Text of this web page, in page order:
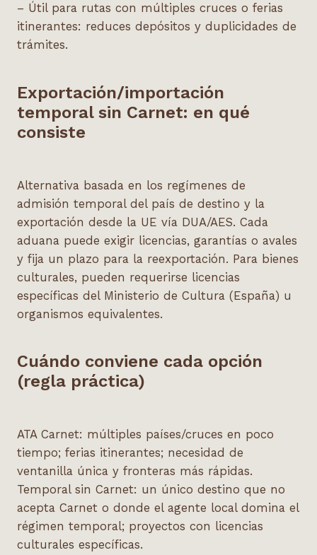
– Útil para rutas con múltiples cruces o ferias
itinerantes: reduces depósitos y duplicidades de
trámites.
Exportación/importación
temporal sin Carnet: en qué
consiste
Alternativa basada en los regímenes de
admisión temporal del país de destino y la
exportación desde la UE vía DUA/AES. Cada
aduana puede exigir licencias, garantías o avales
y fija un plazo para la reexportación. Para bienes
culturales, pueden requerirse licencias
específicas del Ministerio de Cultura (España) u
organismos equivalentes.
Cuándo conviene cada opción
(regla práctica)
ATA Carnet: múltiples países/cruces en poco
tiempo; ferias itinerantes; necesidad de
ventanilla única y fronteras más rápidas.
Temporal sin Carnet: un único destino que no
acepta Carnet o donde el agente local domina el
régimen temporal; proyectos con licencias
culturales específicas.